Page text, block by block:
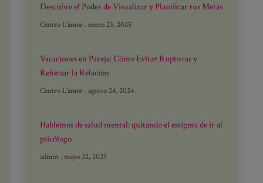
Descubre el Poder de Visualizar y Planificar tus Metas
Centro L'amor enero 23, 2025
Vacaciones en Pareja: Cómo Evitar Rupturas y
Reforzar la Relación
Centro L'amor agosto 24, 2024
Hablemos de salud mental: quitando el estigma de ir al
psicólogo
admin mayo 22, 2023